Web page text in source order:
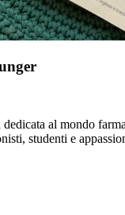
al mondo
studenti e